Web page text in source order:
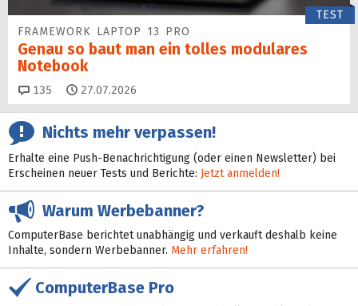
TEST
FRAMEWORK LAPTOP 13 PRO
Genau so baut man ein tolles modulares
Notebook
135 Kommentare
27.07.2026
Nichts mehr verpassen!
Erhalte eine Push-Benachrichtigung (oder einen Newsletter) bei
Erscheinen neuer Tests und Berichte: Jetzt anmelden!
Warum Werbebanner?
ComputerBase berichtet unabhängig und verkauft deshalb keine
Inhalte, sondern Werbebanner. Mehr erfahren!
ComputerBase Pro